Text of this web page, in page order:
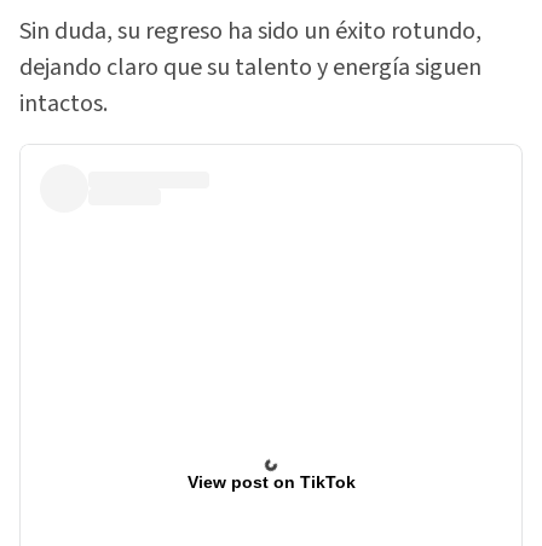
Sin duda, su regreso ha sido un éxito rotundo,
dejando claro que su talento y energía siguen
intactos.
View post on TikTok